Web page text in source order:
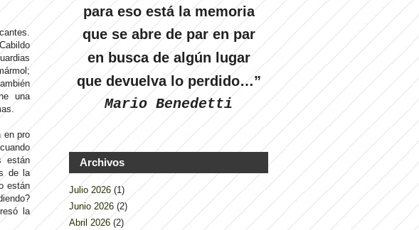
una
en pro
están
de la
están
la
para eso está la memoria
que se abre de par en par
en busca de algún lugar
que devuelva lo perdido…”
Mario Benedetti
Archivos
Julio 2026 (1)
Junio 2026 (2)
Abril 2026 (2)